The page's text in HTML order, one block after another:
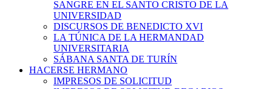
SANGRE EN EL SANTO CRISTO DE LA
UNIVERSIDAD
DISCURSOS DE BENEDICTO XVI
LA TÚNICA DE LA HERMANDAD
UNIVERSITARIA
SÁBANA SANTA DE TURÍN
HACERSE HERMANO
IMPRESOS DE SOLICITUD